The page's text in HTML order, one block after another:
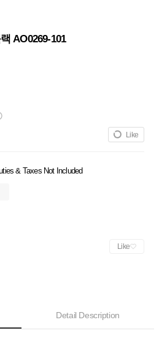
AO0269-101
Like
& Taxes Not Included
Like
Detail Description